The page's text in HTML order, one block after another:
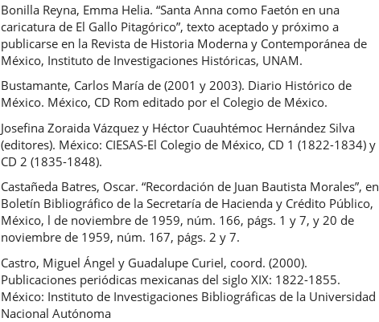
Bonilla Reyna, Emma Helia. “Santa Anna como Faetón en una
caricatura de El Gallo Pitagórico”, texto aceptado y próximo a
publicarse en la Revista de Historia Moderna y Contemporánea de
México, Instituto de Investigaciones Históricas, UNAM.
Bustamante, Carlos María de (2001 y 2003). Diario Histórico de
México. México, CD Rom editado por el Colegio de México.
Josefina Zoraida Vázquez y Héctor Cuauhtémoc Hernández Silva
(editores). México: CIESAS-El Colegio de México, CD 1 (1822-1834) y
CD 2 (1835-1848).
Castañeda Batres, Oscar. “Recordación de Juan Bautista Morales”, en
Boletín Bibliográfico de la Secretaría de Hacienda y Crédito Público,
México, l de noviembre de 1959, núm. 166, págs. 1 y 7, y 20 de
noviembre de 1959, núm. 167, págs. 2 y 7.
Castro, Miguel Ángel y Guadalupe Curiel, coord. (2000).
Publicaciones periódicas mexicanas del siglo XIX: 1822-1855.
México: Instituto de Investigaciones Bibliográficas de la Universidad
Nacional Autónoma